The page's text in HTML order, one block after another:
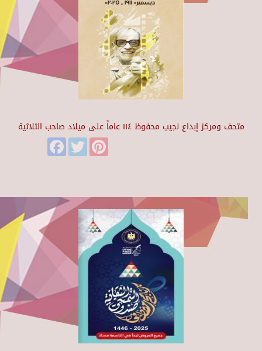
متحف ومركز إبداع نجيب محفوظ ١١٤ عاماً على ميلاد صاحب الثلاثية
FacebookTwitter